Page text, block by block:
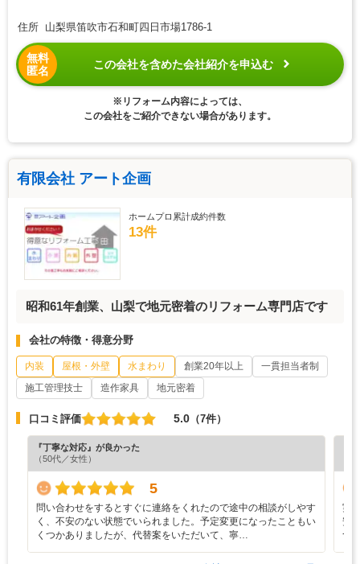
住所 山梨県笛吹市石和町四日市場1786-1
無料
匿名
この会社を含めた会社紹介を申込む
※リフォーム内容によっては、
この会社をご紹介できない場合があります。
有限会社 アート企画
ホームプロ累計成約件数
13件
昭和61年創業、山梨で地元密着のリフォーム専門店です
会社の特徴・得意分野
内装 屋根・外壁 水まわり 創業20年以上
一貫担当者制
施工管理技士
造作家具 地元密着
口コミ評価 5.0 （7件）
『丁寧な対応』が良かった
（50代／女性）
5
問い合わせをするとすぐに連絡をくれたので途中の相談がしやす
く、不安のない状態でいられました。予定変更になったこともい
くつかありましたが、代替案をいただいて、寧…
実
安
つ